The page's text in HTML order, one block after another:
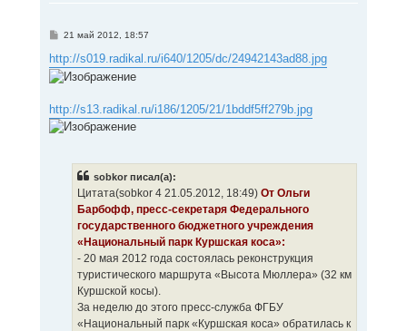
С
о
б
щ
и
е
21 май 2012, 18:57
http://s019.radikal.ru/i640/1205/dc/24942143ad88.jpg
http://s13.radikal.ru/i186/1205/21/1bddf5ff279b.jpg
sobkor писал(а):
Цитата(sobkor 4 21.05.2012, 18:49) От Ольги
Барбофф, пресс-секретаря Федерального
государственного бюджетного учреждения
«Национальный парк Куршская коса»:
- 20 мая 2012 года состоялась реконструкция
туристического маршрута «Высота Мюллера» (32 км
Куршской косы).
За неделю до этого пресс-служба ФГБУ
«Национальный парк «Куршская коса» обратилась к